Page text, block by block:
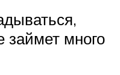
займет много